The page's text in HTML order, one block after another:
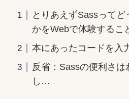
とりあえずSassって
かをWebで体験するこ
本にあったコードを入
反省：Sassの便利さ
し…